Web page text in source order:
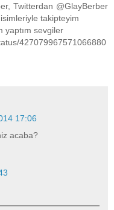
Twitterdan @GlayBerber
takipteyim
yaptım sevgiler
427079967571066880
17:06
acaba?